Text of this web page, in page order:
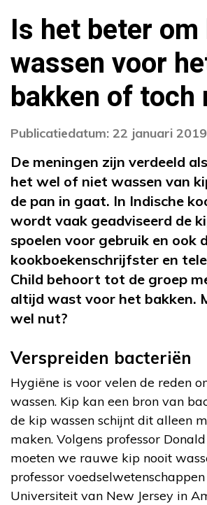
Is het beter
wassen voor
bakken of toch
Publicatiedatum: 22 januari 2019
De meningen zijn verdeeld
het wel of niet wassen van
de pan in gaat. In Indische
wordt vaak geadviseerd de
spoelen voor gebruik en ook
kookboekenschrijfster en
Child behoort tot de groep
altijd wast voor het bakken.
wel nut?
Verspreiden bacteriën
Hygiëne is voor velen de reden
wassen. Kip kan een bron van
de kip wassen schijnt dit alleen
maken. Volgens professor
moeten we rauwe kip nooit
professor
Universiteit van New Jersey in